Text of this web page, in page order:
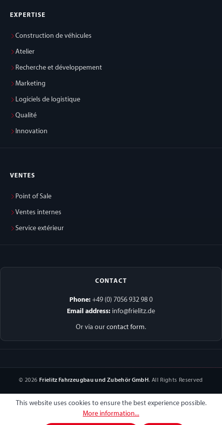
EXPERTISE
Construction de véhicules
Atelier
Recherche et développement
Marketing
Logiciels de logistique
Qualité
Innovation
VENTES
Point of Sale
Ventes internes
Service extérieur
CONTACT
Phone: +49 (0) 7056 932 98 0
Email address: info@frielitz.de
Or via our contact form.
© 2026 Frielitz Fahrzeugbau und Zubehör GmbH. All Rights Reserved
This website uses cookies to ensure the best experience possible.
More information...